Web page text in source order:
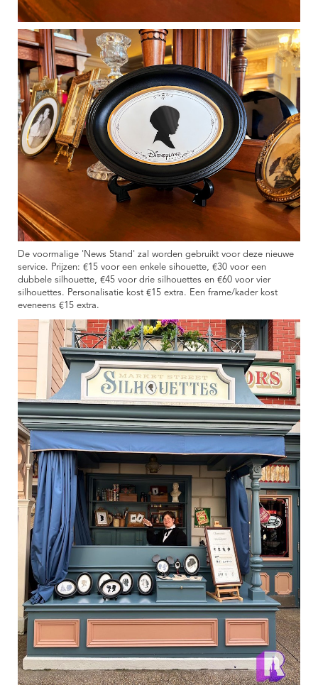
De voormalige 'News Stand' zal worden gebruikt voor deze nieuwe
service. Prijzen: €15 voor een enkele sihouette, €30 voor een
dubbele silhouette, €45 voor drie silhouettes en €60 voor vier
silhouettes. Personalisatie kost €15 extra. Een frame/kader kost
eveneens €15 extra.